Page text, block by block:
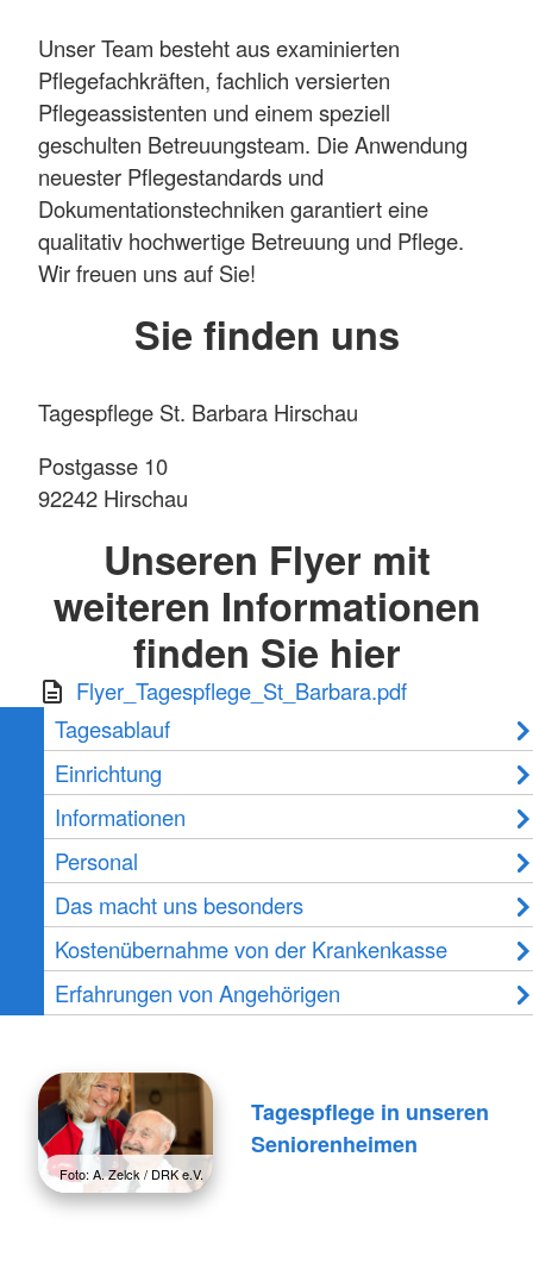
Unser Team besteht aus examinierten
Pflegefachkräften, fachlich versierten
Pflegeassistenten und einem speziell
geschulten Betreuungsteam. Die Anwendung
neuester Pflegestandards und
Dokumentationstechniken garantiert eine
qualitativ hochwertige Betreuung und Pflege.
Wir freuen uns auf Sie!
Sie finden uns
Tagespflege St. Barbara Hirschau
Postgasse 10
92242 Hirschau
Unseren Flyer mit
weiteren Informationen
finden Sie hier
Flyer_Tagespflege_St_Barbara.pdf
Tagesablauf
Einrichtung
Informationen
Personal
Das macht uns besonders
Kostenübernahme von der Krankenkasse
Erfahrungen von Angehörigen
Foto: A. Zelck / DRK e.V.
Tagespflege in unseren
Seniorenheimen